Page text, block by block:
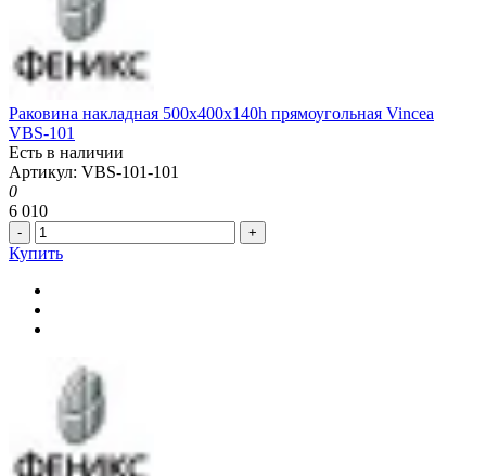
Раковина накладная 500x400x140h прямоугольная Vincea
VBS-101
Есть в наличии
Артикул: VBS-101-101
0
6 010
- +
Купить